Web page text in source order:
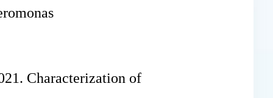
Characterization of